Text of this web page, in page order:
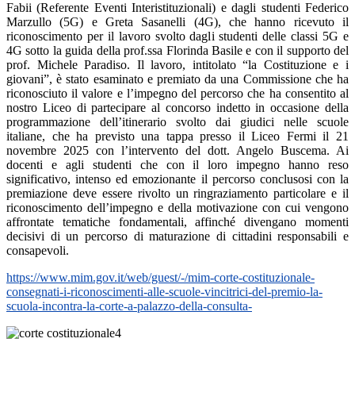
Fabii (Referente Eventi Interistituzionali) e dagli studenti Federico
Marzullo (5G) e Greta Sasanelli (4G), che hanno ricevuto il
riconoscimento per il lavoro svolto dagli studenti delle classi 5G e
4G sotto la guida della prof.ssa Florinda Basile e con il supporto del
prof. Michele Paradiso. Il lavoro, intitolato “la Costituzione e i
giovani”, è stato esaminato e premiato da una Commissione che ha
riconosciuto il valore e l’impegno del percorso che ha consentito al
nostro Liceo di partecipare al concorso indetto in occasione della
programmazione dell’itinerario svolto dai giudici nelle scuole
italiane, che ha previsto una tappa presso il Liceo Fermi il 21
novembre 2025 con l’intervento del dott. Angelo Buscema. Ai
docenti e agli studenti che con il loro impegno hanno reso
significativo, intenso ed emozionante il percorso conclusosi con la
premiazione deve essere rivolto un ringraziamento particolare e il
riconoscimento dell’impegno e della motivazione con cui vengono
affrontate tematiche fondamentali, affinché divengano momenti
decisivi di un percorso di maturazione di cittadini responsabili e
consapevoli.
https://www.mim.gov.it/web/guest/-/mim-corte-costituzionale-
consegnati-i-riconoscimenti-alle-scuole-vincitrici-del-premio-la-
scuola-incontra-la-corte-a-palazzo-della-consulta-